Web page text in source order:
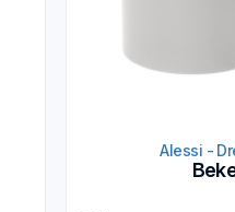
Alessi -